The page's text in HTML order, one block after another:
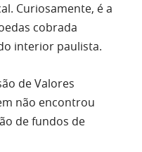
Curiosamente, é a
cobrada
interior paulista.
de Valores
não encontrou
de fundos de